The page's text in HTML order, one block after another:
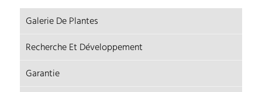
Galerie De Plantes
Recherche Et Développement
Garantie